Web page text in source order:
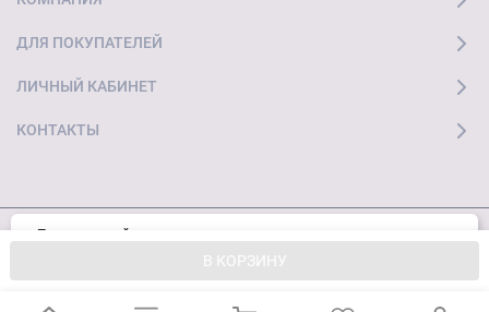
В КОРЗИНУ
ДЛЯ ПОКУПАТЕЛЕЙ
ЛИЧНЫЙ КАБИНЕТ
КОНТАКТЫ
Пользуясь сайтом, вы соглашаетесь с